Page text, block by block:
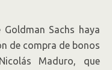
Sachs haya
de compra de bonos
Maduro, que